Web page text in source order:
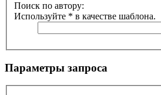
Поиск по автору:
Используйте * в качестве шаблона.
Параметры запроса